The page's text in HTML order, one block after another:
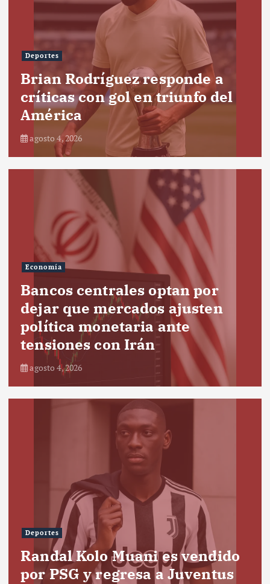
Deportes
Brian Rodríguez responde a
críticas con gol en triunfo del
América
agosto 4, 2026
Economía
Bancos centrales optan por
dejar que mercados ajusten
política monetaria ante
tensiones con Irán
agosto 4, 2026
Deportes
Randal Kolo Muani es vendido
por PSG y regresa a Juventus